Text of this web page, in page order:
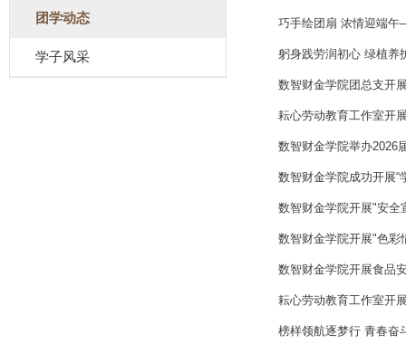
团学动态
学子风采
巧手绘团扇 浓情迎端
躬身践劳润初心 绿植
数智财金学院团总支开
耘心劳动教育工作室开
数智财金学院举办2026
数智财金学院成功开展“
数智财金学院开展"安全
数智财金学院开展"色彩
数智财金学院开展食品
耘心劳动教育工作室开
榜样领航逐梦行 青春